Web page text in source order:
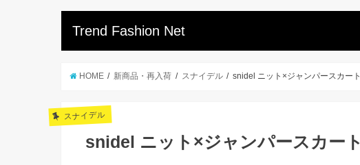
Trend Fashion Net
HOME 新商品・再入荷 スナイデル snidel ニット×ジャンパースカート
スナイデル
snidel ニット×ジャンパースカート